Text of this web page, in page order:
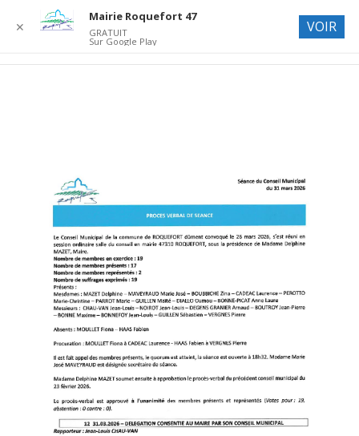
✕
Mairie Roquefort 47
GRATUIT
Sur Google Play
VOIR